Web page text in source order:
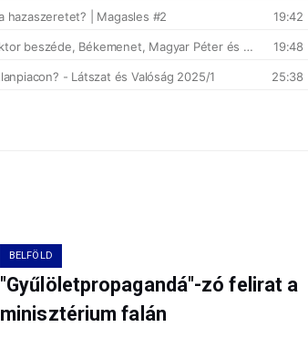
BELFÖLD
"Gyűlöletpropagandá"-zó felirat a
minisztérium falán